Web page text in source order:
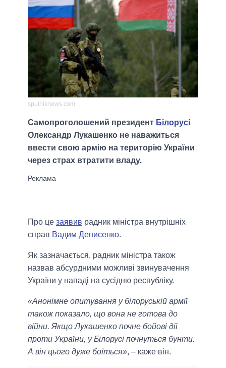
sputniknews.com
Самопроголошений президент Білорусі
Олександр Лукашенко не наважиться
ввести свою армію на територію України
через страх втратити владу.
Про це заявив радник міністра внутрішніх
справ Вадим Денисенко.
Як зазначається, радник міністра також
назвав абсурдними можливі звинувачення
України у нападі на сусідню республіку.
«Анонімне опитування у білоруській армії
також показало, що вона не готова до
війни. Якщо Лукашенко почне бойові дії
проти України, у Білорусі почнуться бунти.
А він цього дуже боїться», – каже він.